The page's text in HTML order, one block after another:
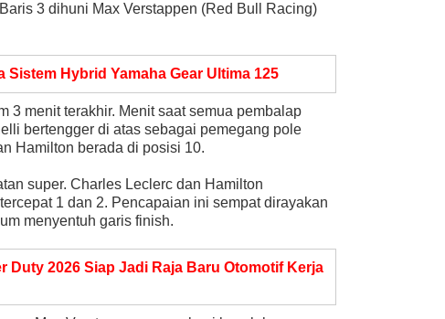
3 dihuni Max Verstappen (Red Bull Racing)
Hybrid Yamaha Gear Ultima 125
3 menit terakhir. Menit saat semua pembalap
bertengger di atas sebagai pemegang pole
Hamilton berada di posisi 10.
super. Charles Leclerc dan Hamilton
1 dan 2. Pencapaian ini sempat dirayakan
menyentuh garis finish.
Duty 2026 Siap Jadi Raja Baru Otomotif Kerja